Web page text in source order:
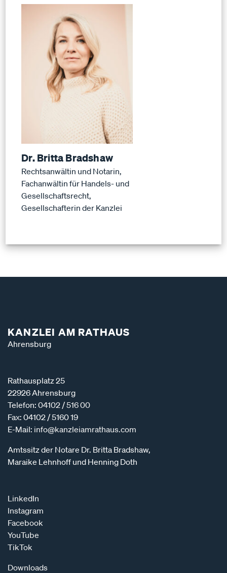
Dr. Britta Bradshaw
Rechtsanwältin und Notarin,
Fachanwältin für Handels- und
Gesellschaftsrecht,
Gesellschafterin der Kanzlei
KANZLEI AM RATHAUS
Ahrensburg
Rathausplatz 25
22926 Ahrensburg
Telefon: 04102 / 516 00
Fax: 04102 / 5160 19
E-Mail: info@kanzleiamrathaus.com
Amtssitz der Notare Dr. Britta Bradshaw,
Maraike Lehnhoff und Henning Doth
LinkedIn
Instagram
Facebook
YouTube
TikTok
Downloads